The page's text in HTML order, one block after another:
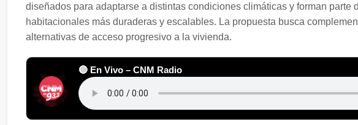
diseñados para adaptarse a distintas condiciones climáticas y forman
habitacionales más duraderas y escalables. La propuesta busca
alternativas de acceso progresivo a la vivienda.
🔴 En Vivo – CNM Radio